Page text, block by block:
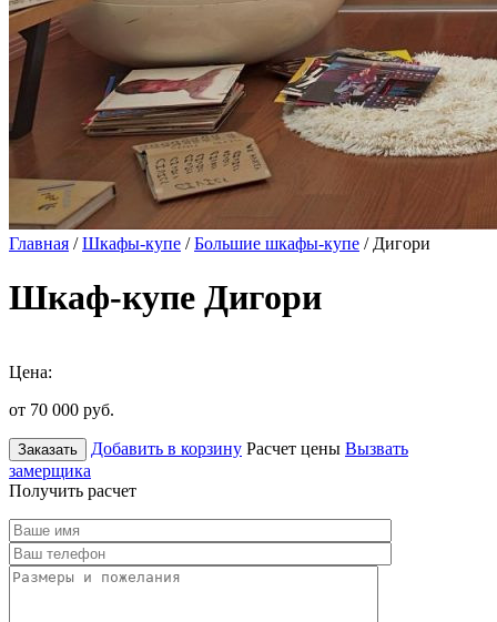
Главная /Шкафы-купе /Большие шкафы-купе / Дигори
Шкаф-купе Дигори
Цена:
от 70 000 руб.
Заказать Добавить в корзину Расчет цены Вызвать
замерщика
Получить расчет